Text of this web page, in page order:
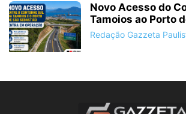
Novo Acesso do
Tamoios ao Porto
Redação Gazzeta